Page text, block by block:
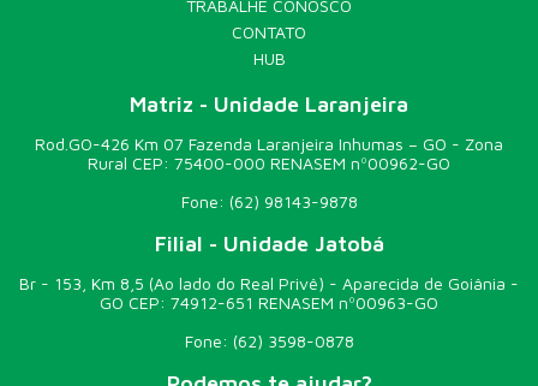
TRABALHE CONOSCO
CONTATO
HUB
Matriz - Unidade Laranjeira
Rod.GO-426 Km 07 Fazenda Laranjeira Inhumas – GO - Zona
Rural CEP: 75400-000 RENASEM nº00962-GO
Fone: (62) 98143-9878
Filial - Unidade Jatobá
Br - 153, Km 8,5 (Ao lado do Real Privê) - Aparecida de Goiânia -
GO CEP: 74912-651 RENASEM nº00963-GO
Fone: (62) 3598-0878